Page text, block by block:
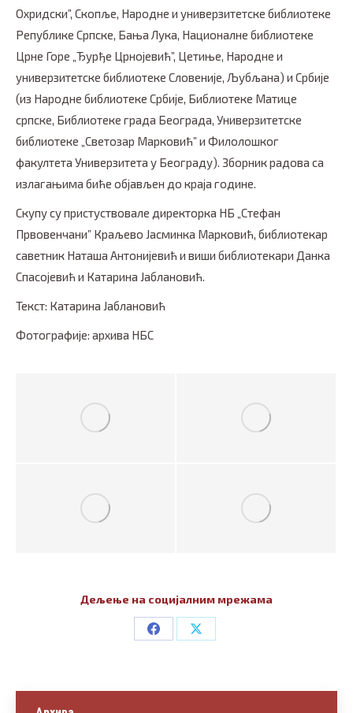
Охридски”, Скопље, Народне и универзитетске библиотеке
Републике Српске, Бања Лука, Националне библиотеке
Црне Горе „Ђурђе Црнојевић”, Цетиње, Народне и
универзитетске библиотеке Словеније, Љубљана) и Србије
(из Народне библиотеке Србије, Библиотеке Матице
српске, Библиотеке града Београда, Универзитетске
библиотеке „Светозар Марковић” и Филолошког
факултета Универзитета у Београду). Зборник радова са
излагањима биће објављен до краја године.
Скупу су пристуствовале директорка НБ „Стефан
Првовенчани” Краљево Јасминка Марковић, библиотекар
саветник Наташа Антонијевић и виши библиотекари Данка
Спасојевић и Катарина Јаблановић.
Текст: Катарина Јаблановић
Фотографије: архива НБС
Дељење на социјалним мрежама
Share
Share